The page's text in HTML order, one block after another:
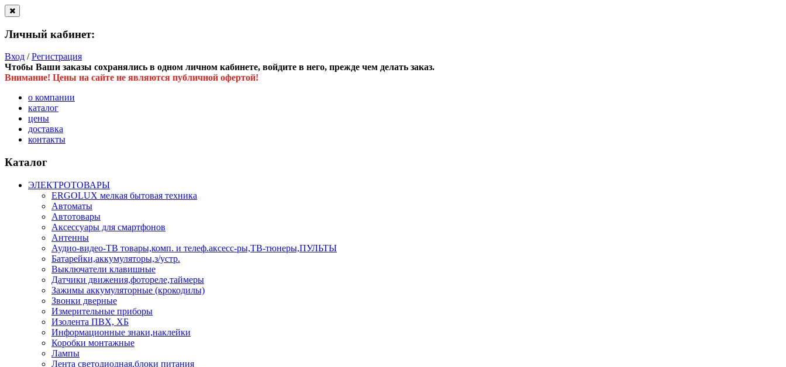
Личный кабинет:
Вход /Регистрация
Чтобы Ваши заказы сохранялись в одном личном кабинете, войдите в него, прежде чем делать заказ.
Внимание! Цены на сайте не являются публичной офертой!
о компании
каталог
цены
доставка
контакты
Каталог
ЭЛЕКТРОТОВАРЫ
ERGOLUX мелкая бытовая техника
Автоматы
Автотовары
Аксессуары для смартфонов
Антенны
Аудио-видео-ТВ товары,комп. и телеф.аксесс-ры,ТВ-тюнеры,ПУЛЬТЫ
Батарейки,аккумуляторы,з/устр.
Выключатели клавишные
Датчики движения,фотореле,таймеры
Зажимы аккумуляторные (крокодилы)
Звонки дверные
Измерительные приборы
Изолента ПВХ, ХБ
Информационные знаки,наклейки
Коробки монтажные
Лампы
Лента светодиодная,блоки питания